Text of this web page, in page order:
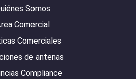
Somos
Comercial
Comerciales
de antenas
Compliance